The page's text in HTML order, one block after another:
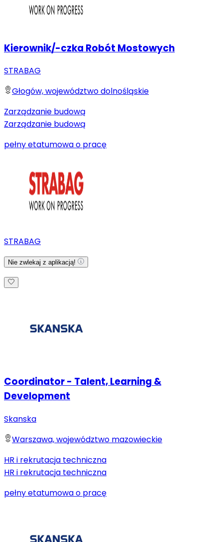
Kierownik/-czka Robót Mostowych
STRABAG
Głogów, województwo dolnośląskie
Zarządzanie budową
Zarządzanie budową
pełny etatumowa o pracę
STRABAG
Nie zwlekaj z aplikacją!
Coordinator - Talent, Learning &
Development
Skanska
Warszawa, województwo mazowieckie
HR i rekrutacja techniczna
HR i rekrutacja techniczna
pełny etatumowa o pracę